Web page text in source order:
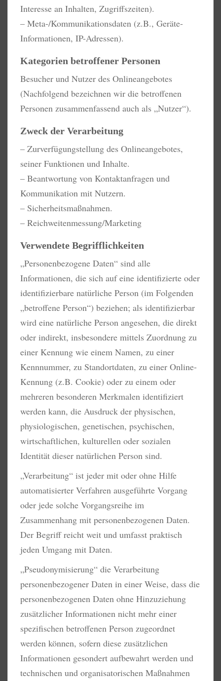
Interesse an Inhalten, Zugriffszeiten).
– Meta-/Kommunikationsdaten (z.B., Geräte-
Informationen, IP-Adressen).
Kategorien betroffener Personen
Besucher und Nutzer des Onlineangebotes
(Nachfolgend bezeichnen wir die betroffenen
Personen zusammenfassend auch als „Nutzer“).
Zweck der Verarbeitung
– Zurverfügungstellung des Onlineangebotes,
seiner Funktionen und Inhalte.
– Beantwortung von Kontaktanfragen und
Kommunikation mit Nutzern.
– Sicherheitsmaßnahmen.
– Reichweitenmessung/Marketing
Verwendete Begrifflichkeiten
„Personenbezogene Daten“ sind alle
Informationen, die sich auf eine identifizierte oder
identifizierbare natürliche Person (im Folgenden
„betroffene Person“) beziehen; als identifizierbar
wird eine natürliche Person angesehen, die direkt
oder indirekt, insbesondere mittels Zuordnung zu
einer Kennung wie einem Namen, zu einer
Kennnummer, zu Standortdaten, zu einer Online-
Kennung (z.B. Cookie) oder zu einem oder
mehreren besonderen Merkmalen identifiziert
werden kann, die Ausdruck der physischen,
physiologischen, genetischen, psychischen,
wirtschaftlichen, kulturellen oder sozialen
Identität dieser natürlichen Person sind.
„Verarbeitung“ ist jeder mit oder ohne Hilfe
automatisierter Verfahren ausgeführte Vorgang
oder jede solche Vorgangsreihe im
Zusammenhang mit personenbezogenen Daten.
Der Begriff reicht weit und umfasst praktisch
jeden Umgang mit Daten.
„Pseudonymisierung“ die Verarbeitung
personenbezogener Daten in einer Weise, dass die
personenbezogenen Daten ohne Hinzuziehung
zusätzlicher Informationen nicht mehr einer
spezifischen betroffenen Person zugeordnet
werden können, sofern diese zusätzlichen
Informationen gesondert aufbewahrt werden und
technischen und organisatorischen Maßnahmen